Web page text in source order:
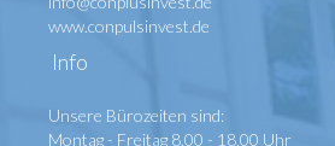
www.conpulsinvest.de
Info
Unsere Bürozeiten sind:
Montag - Freitag 8.00 - 18.00 Uhr